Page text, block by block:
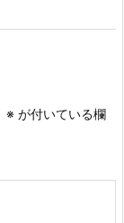
※ が付いている欄